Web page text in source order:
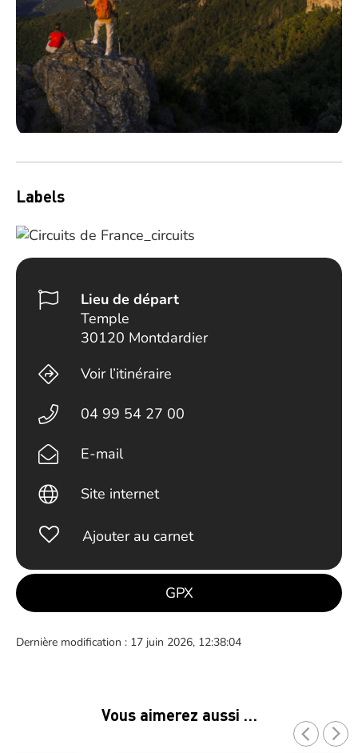
Labels
Lieu de départ
Temple
30120 Montdardier
Voir l’itinéraire
04 99 54 27 00
E-mail
Site internet
Ajouter au carnet
GPX
Dernière modification : 17 juin 2026, 12:38:04
Vous aimerez aussi …